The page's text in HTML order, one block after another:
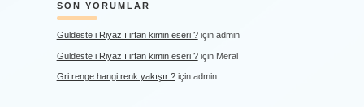
SON YORUMLAR
Güldeste i Riyaz ı irfan kimin eseri ?için admin
Güldeste i Riyaz ı irfan kimin eseri ?için Meral
Gri renge hangi renk yakışır ?için admin